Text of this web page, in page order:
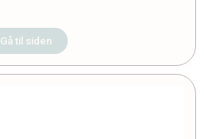
Gå til siden